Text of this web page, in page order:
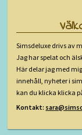
Simsdeluxe drivs av
Jag har spelat och
Här delar jag med
innehåll, nyheter i
kan du klicka klicka
Kontakt: